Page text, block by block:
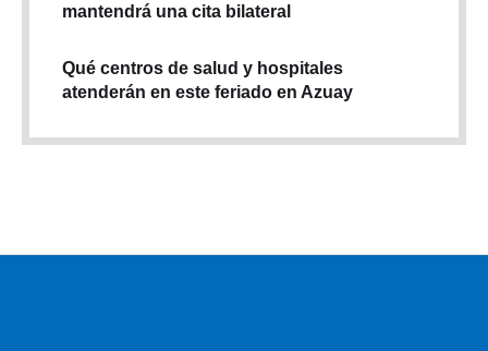
mantendrá una cita bilateral
Qué centros de salud y hospitales
atenderán en este feriado en Azuay